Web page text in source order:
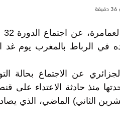
في الرباط بالمغرب يوم
عن الاجتماع بحالة
منذ حادثة الاعتداء على
الثاني) الماضي، الذي